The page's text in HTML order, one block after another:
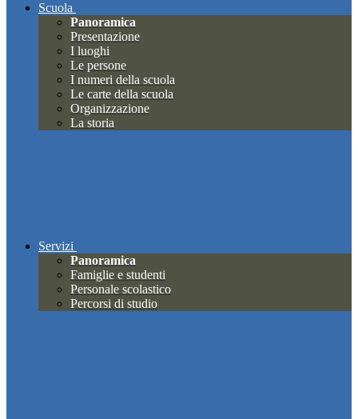
Scuola
Panoramica
Presentazione
I luoghi
Le persone
I numeri della scuola
Le carte della scuola
Organizzazione
La storia
Servizi
Panoramica
Famiglie e studenti
Personale scolastico
Percorsi di studio